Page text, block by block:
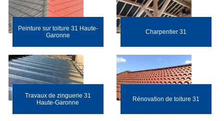
Peinture sur toiture 31 Haute-
Garonne
Charpentier 31
Travaux de zinguerie 31
Haute-Garonne
Rénovation de toiture 31